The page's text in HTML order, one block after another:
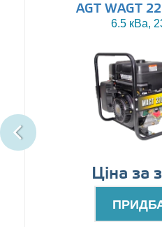
AGT WAGT
6.5 кВа,
Ціна за